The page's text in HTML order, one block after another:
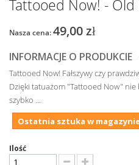
Tattooed Now! -
Nasza cena: 49,00 zł
INFORMACJE O PRODUKCIE
Tattooed Now! Fałszywy czy
Dzięki tatuażom "Tattooed Now"
szybko ...
Ostatnia sztuka w
Ilość